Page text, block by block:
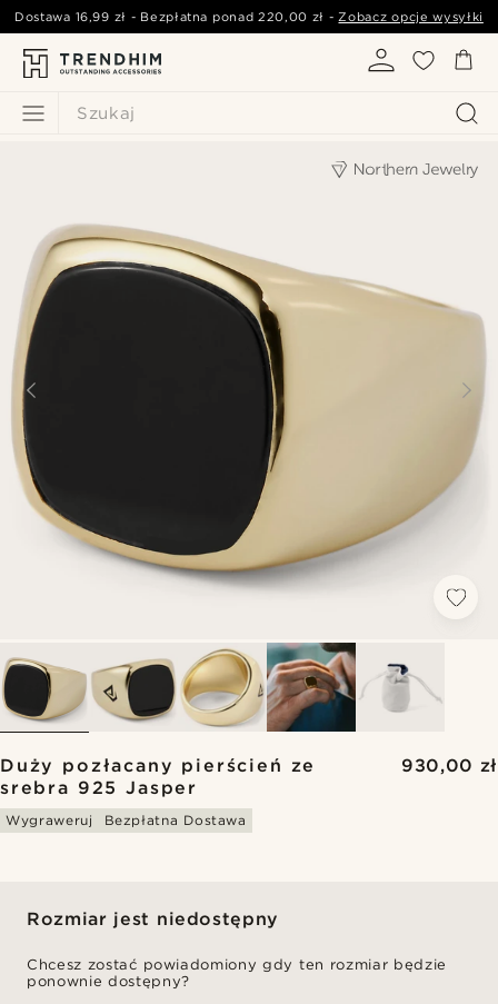
Szukaj
Dostawa 16,99 zł - Bezpłatna ponad220,00 zł -Zobacz opcje wysyłki
Duży pozłacany pierścień ze
srebra 925 Jasper
930,00 zł
Wygraweruj Bezpłatna Dostawa
Rozmiar jest niedostępny
Chcesz zostać powiadomiony gdy ten rozmiar będzie
ponownie dostępny?